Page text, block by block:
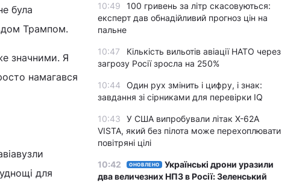
була
Трампом.
значними. Я
намагався
для
10:49
100 гривень за літр скасовуються:
експерт дав обнадійливий прогноз цін на
пальне
10:47
Кількість вильотів авіації НАТО через
загрозу Росії зросла на 250%
10:44
Один рух змінить і цифру, і знак:
завдання зі сірниками для перевірки IQ
10:43
У США випробували літак X-62A
VISTA, який без пілота може перехоплювати
повітряні цілі
10:42 ОНОВЛЕНО
Українські дрони уразили
два величезних НПЗ в Росії: Зеленський